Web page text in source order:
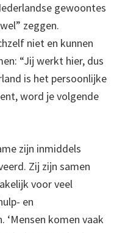
gewoontes
zeggen.
niet en kunnen
“Jij werkt hier, dus
is het persoonlijke
word je volgende
zijn inmiddels
Zij zijn samen
voor veel
en
‘Mensen komen vaak